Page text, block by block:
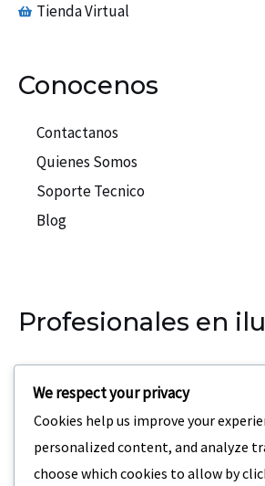
Tienda Virtual
Conocenos
Contactanos
Quienes Somos
Soporte Tecnico
Blog
Profesionales en
Nuestra empresa se especializa en
eventos, teatros, discotecas.
Dirección:Carrera 69 C3 – 42 San
Colombia
We respect your privacy
Cookies help us improve your
personalized content, and analyze
choose which cookies to allow by